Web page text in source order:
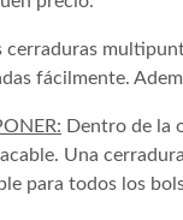
cerraduras
fácilmente.
Dentro de la
Una
para todos los